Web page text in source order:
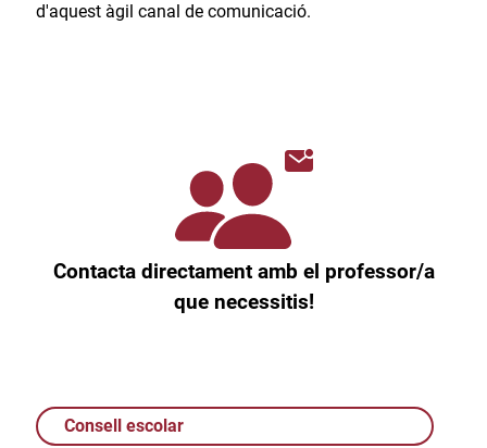
d'aquest àgil canal de comunicació.​
Contacta directament amb el professor/a
que necessitis!
Consell escolar